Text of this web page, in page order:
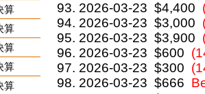
算
算
算
算
算
2026-03-23 $4,400
2026-03-23 $3,000
2026-03-23 $3,900
2026-03-23 $600
2026-03-23 $300
2026-03-23 $666